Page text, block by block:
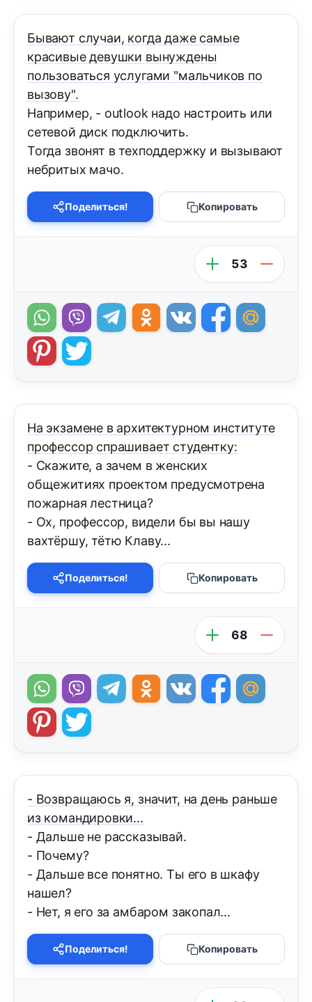
Бывают случаи, когда даже самые
красивые девушки вынуждены
пользоваться услугами "мальчиков по
вызову".
Например, - outlook надо настроить или
сетевой диск подключить.
Тогда звонят в техподдержку и вызывают
небритых мачо.
Поделиться! Копировать
53
На экзамене в архитектурном институте
профессор спрашивает студентку:
- Скажите, а зачем в женских
общежитиях проектом предусмотрена
пожарная лестница?
- Ох, профессор, видели бы вы нашу
вахтёршу, тётю Клаву...
Поделиться! Копировать
68
- Возвращаюсь я, значит, на день раньше
из командировки...
- Дальше не рассказывай.
- Почему?
- Дальше все понятно. Ты его в шкафу
нашел?
- Нет, я его за амбаром закопал...
Поделиться! Копировать